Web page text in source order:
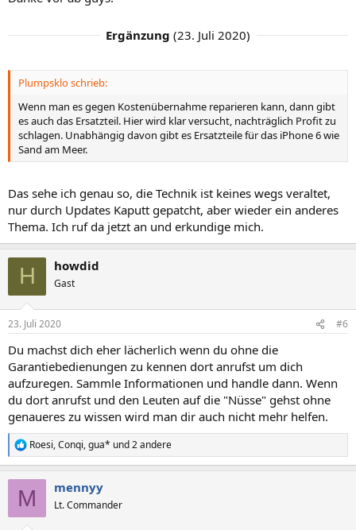
Ergänzung (23. Juli 2020)
Plumpsklo schrieb:
Wenn man es gegen Kostenübernahme reparieren kann, dann gibt
es auch das Ersatzteil. Hier wird klar versucht, nachträglich Profit zu
schlagen. Unabhängig davon gibt es Ersatzteile für das iPhone 6 wie
Sand am Meer.
Das sehe ich genau so, die Technik ist keines wegs veraltet,
nur durch Updates Kaputt gepatcht, aber wieder ein anderes
Thema. Ich ruf da jetzt an und erkundige mich.
H howdid
Gast
23. Juli 2020 #6
Du machst dich eher lächerlich wenn du ohne die
Garantiebedienungen zu kennen dort anrufst um dich
aufzuregen. Sammle Informationen und handle dann. Wenn
du dort anrufst und den Leuten auf die "Nüsse" gehst ohne
genaueres zu wissen wird man dir auch nicht mehr helfen.
R
e
Roesi,Conqi,gua* und 2 andere
M mennyy
Lt. Commander